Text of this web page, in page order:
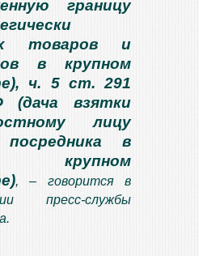
границу
товаров и
в крупном
ч. 5 ст. 291
взятки
лицу
посредника в
крупном
, – говорится в
пресс-службы